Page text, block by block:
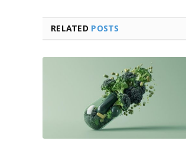
RELATED POSTS